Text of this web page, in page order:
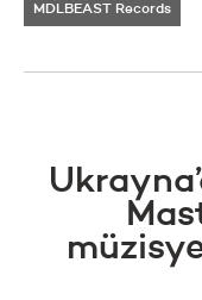
MDLBEAST Records